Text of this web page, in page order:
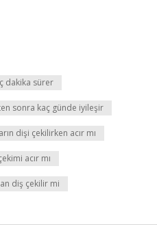
dakika sürer
sonra kaç günde iyileşir
dişi çekilirken acır mı
acır mı
diş çekilir mi